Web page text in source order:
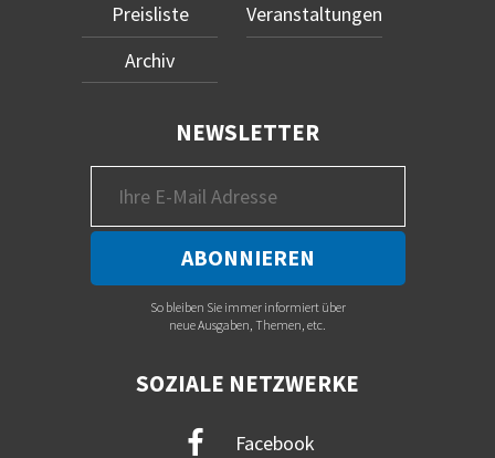
Preisliste
Archiv
Veranstaltungen
NEWSLETTER
So bleiben Sie immer informiert über
neue Ausgaben, Themen, etc.
SOZIALE NETZWERKE
Facebook